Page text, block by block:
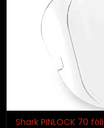
Shark PINLOCK 70